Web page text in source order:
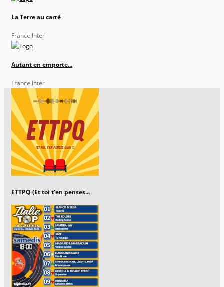
La Terre au carré
France Inter
Autant en emporte...
France Inter
ETTPQ (Et toi t'en penses...